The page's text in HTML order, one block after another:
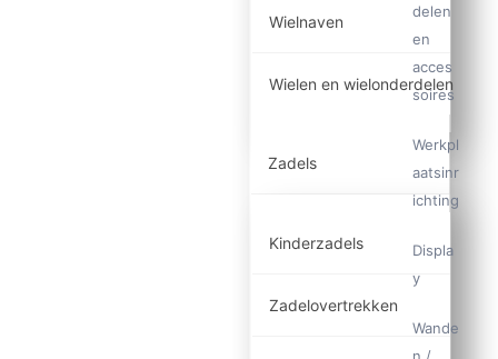
Wielnaven
Wielen en wielonderdelen
Zadels
Kinderzadels
Zadelovertrekken
delen
en
acces
soires
Werkpl
aatsinr
ichting
Displa
y
Wande